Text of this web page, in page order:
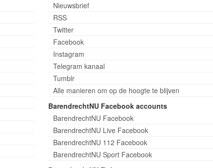
Nieuwsbrief
RSS
Twitter
Facebook
Instagram
Telegram kanaal
Tumblr
Alle manieren om op de hoogte te blijven
BarendrechtNU Facebook accounts
BarendrechtNU Facebook
BarendrechtNU Live Facebook
BarendrechtNU 112 Facebook
BarendrechtNU Sport Facebook